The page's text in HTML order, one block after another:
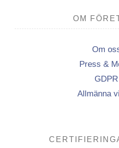
OM
Om
Press &
Allmänna